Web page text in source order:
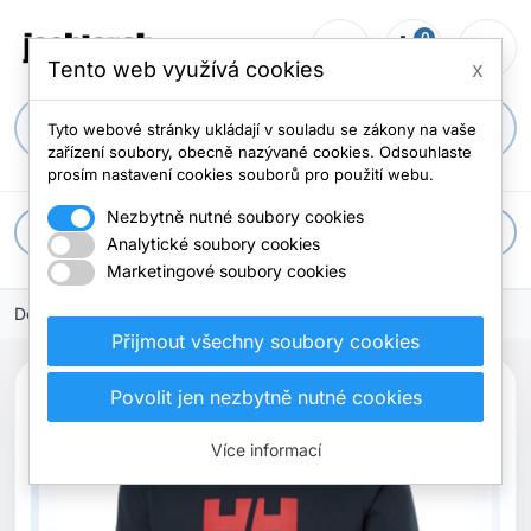
search
person_outline shopping_cart
0 menu
apps Všechny kategorie
Domů
Tento web využívá cookies x
Tyto webové stránky ukládají v souladu se zákony na vaše
zařízení soubory, obecně nazývané cookies. Odsouhlaste
prosím nastavení cookies souborů pro použití webu.
Nezbytně nutné soubory cookies
Analytické soubory cookies
Marketingové soubory cookies
Přijmout všechny soubory cookies
Povolit jen nezbytně nutné cookies
Více informací